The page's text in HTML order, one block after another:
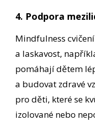
4. Podpora
Mindfulness
a laskavost,
pomáhají dětem
a budovat zdravé
pro děti, které se
izolované nebo